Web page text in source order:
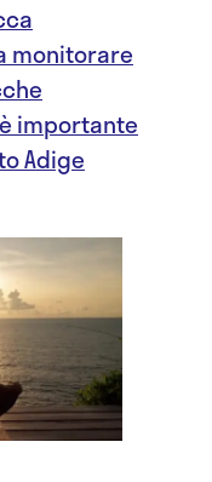
monitorare
importante
Adige